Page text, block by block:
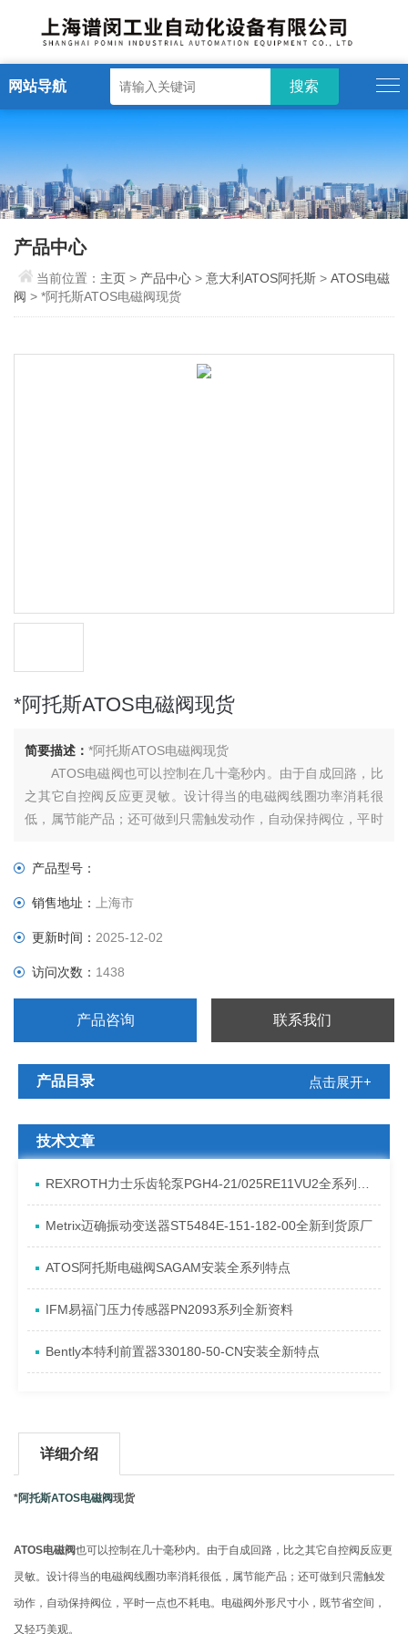
网站导航
产品中心
当前位置： 主页> 产品中心 >意大利ATOS阿托斯 >ATOS电磁
阀 > *阿托斯ATOS电磁阀现货
*阿托斯ATOS电磁阀现货
简要描述：*阿托斯ATOS电磁阀现货
ATOS电磁阀也可以控制在几十毫秒内。由于自成回路，比
之其它自控阀反应更灵敏。设计得当的电磁阀线圈功率消耗很
低，属节能产品；还可做到只需触发动作，自动保持阀位，平时
产品型号：
销售地址：上海市
更新时间：2025-12-02
访问次数： 1438
产品咨询 联系我们
产品目录 点击展开+
技术文章
REXROTH力士乐齿轮泵PGH4-21/025RE11VU2全系列发货原理
Metrix迈确振动变送器ST5484E-151-182-00全新到货原厂
ATOS阿托斯电磁阀SAGAM安装全系列特点
IFM易福门压力传感器PN2093系列全新资料
Bently本特利前置器330180-50-CN安装全新特点
详细介绍
*阿托斯ATOS电磁阀现货
ATOS电磁阀也可以控制在几十毫秒内。由于自成回路，比之其它自控阀反应更
灵敏。设计得当的电磁阀线圈功率消耗很低，属节能产品；还可做到只需触发
动作，自动保持阀位，平时一点也不耗电。电磁阀外形尺寸小，既节省空间，
又轻巧美观。